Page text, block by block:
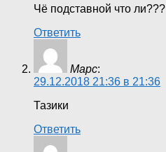
Чё подставной что ли???
Ответить
Марс:
29.12.2018 21:36 в 21:36
Тазики
Ответить